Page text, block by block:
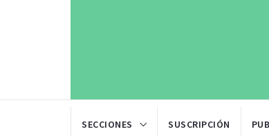
SECCIONES SUSCRIPCIÓN